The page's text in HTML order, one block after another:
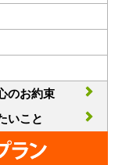
のお約束
いこと